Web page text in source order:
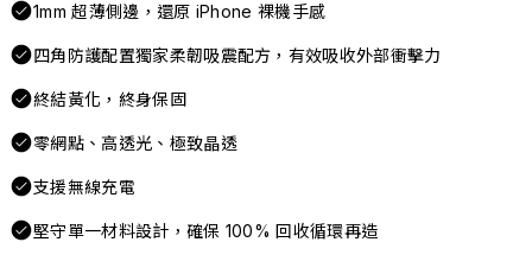
1mm 超薄側邊，還原 iPhone 裸機手感
四角防護配置獨家柔韌吸震配方，有效吸收外部衝擊力
終結黃化，終身保固
零網點、高透光、極致晶透
支援無線充電
堅守單一材料設計，確保 100% 回收循環再造